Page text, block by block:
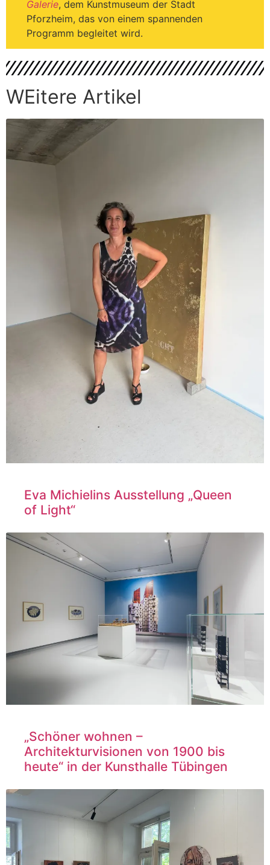
Galerie, dem Kunstmuseum der Stadt
Pforzheim, das von einem spannenden
Programm begleitet wird.
WEitere Artikel
Eva Michielins Ausstellung „Queen
of Light“
„Schöner wohnen –
Architekturvisionen von 1900 bis
heute“ in der Kunsthalle Tübingen